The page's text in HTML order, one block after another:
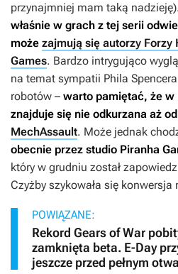
przynajmniej mam taką
właśnie w grach z tej serii
może zajmują się autorzy Forzy
Games. Bardzo intrygująco
na temat sympatii Phila
robotów – warto pamiętać, że
znajduje się nie odkurzana aż
MechAssault. Może jednak
obecnie przez studio Piranha
który w grudniu został
Czyżby szykowała się konwersja
POWIĄZANE:
Rekord Gears of War
zamknięta beta. E-Day
jeszcze przed pełnym